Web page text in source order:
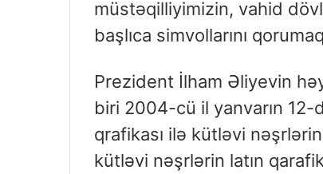
müstəqilliyimizin, vahid
başlıca simvollarını
Prezident İlham Əliyevin
biri 2004-cü il yanvarın 12-
qrafikası ilə kütləvi
kütləvi nəşrlərin latın